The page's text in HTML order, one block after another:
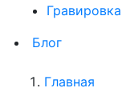
Блог
Главная